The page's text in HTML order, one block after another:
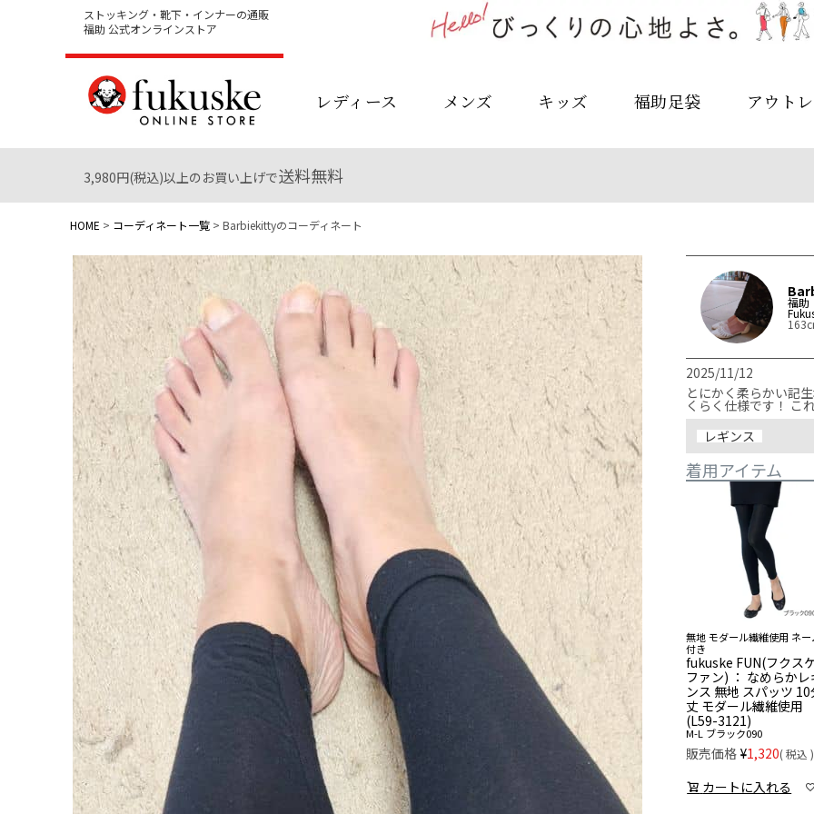
ストッキング・靴下・インナーの通販
福助 公式オンラインストア
レディース メンズ キッズ 福助足袋 アウト
3,980円(税込)以上のお買い上げで送料無料
HOME コーディネート一覧 Barbiekittyのコーディネート
福助
2025/11/12
とにかく柔らかい記
くらく仕様です！ こ
レギンス
着用アイテム
無地 モダール繊維使用 ネー
付き
fukuske FUN(フクス
ファン) ： なめらかレ
ンス 無地 スパッツ 10
丈 モダール繊維使用
(L59-3121)
M-L ブラック090
販売価格 ¥1,320 税込
カートに入れる